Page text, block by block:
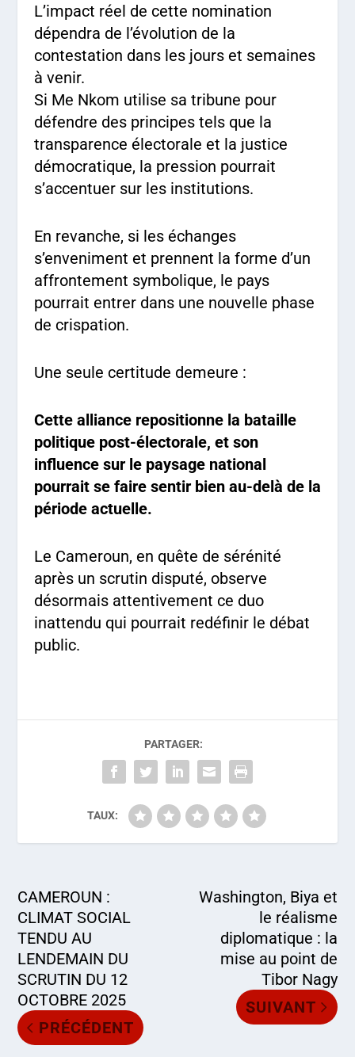
L’impact réel de cette nomination
dépendra de l’évolution de la
contestation dans les jours et semaines
à venir.
Si Me Nkom utilise sa tribune pour
défendre des principes tels que la
transparence électorale et la justice
démocratique, la pression pourrait
s’accentuer sur les institutions.
En revanche, si les échanges
s’enveniment et prennent la forme d’un
affrontement symbolique, le pays
pourrait entrer dans une nouvelle phase
de crispation.
Une seule certitude demeure :
Cette alliance repositionne la bataille
politique post-électorale, et son
influence sur le paysage national
pourrait se faire sentir bien au-delà de la
période actuelle.
Le Cameroun, en quête de sérénité
après un scrutin disputé, observe
désormais attentivement ce duo
inattendu qui pourrait redéfinir le débat
public.
PARTAGER:
TAUX:
CAMEROUN :
CLIMAT SOCIAL
TENDU AU
LENDEMAIN DU
SCRUTIN DU 12
OCTOBRE 2025
PRÉCÉDENT
Washington, Biya et
le réalisme
diplomatique : la
mise au point de
Tibor Nagy
SUIVANT